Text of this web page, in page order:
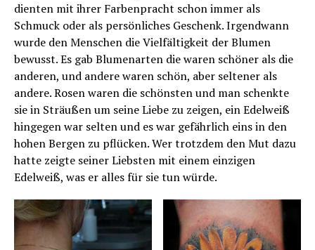
dienten mit ihrer Farbenpracht schon immer als
Schmuck oder als persönliches Geschenk. Irgendwann
wurde den Menschen die Vielfältigkeit der Blumen
bewusst. Es gab Blumenarten die waren schöner als die
anderen, und andere waren schön, aber seltener als
andere. Rosen waren die schönsten und man schenkte
sie in Sträußen um seine Liebe zu zeigen, ein Edelweiß
hingegen war selten und es war gefährlich eins in den
hohen Bergen zu pflücken. Wer trotzdem den Mut dazu
hatte zeigte seiner Liebsten mit einem einzigen
Edelweiß, was er alles für sie tun würde.